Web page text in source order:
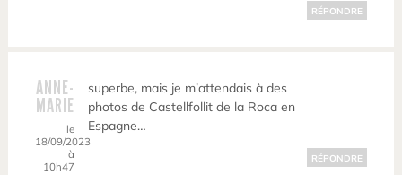
RÉPONDRE
ANNE-
MARIE
le
18/09/2023
à
10h47
superbe, mais je m’attendais à des
photos de Castellfollit de la Roca en
Espagne…
RÉPONDRE